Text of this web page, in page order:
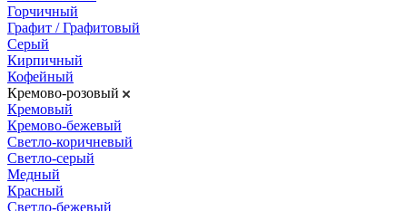
Горчичный
Графит / Графитовый
Серый
Кирпичный
Кофейный
Кремово-розовый
Кремовый
Кремово-бежевый
Светло-коричневый
Светло-серый
Медный
Красный
Светло-бежевый